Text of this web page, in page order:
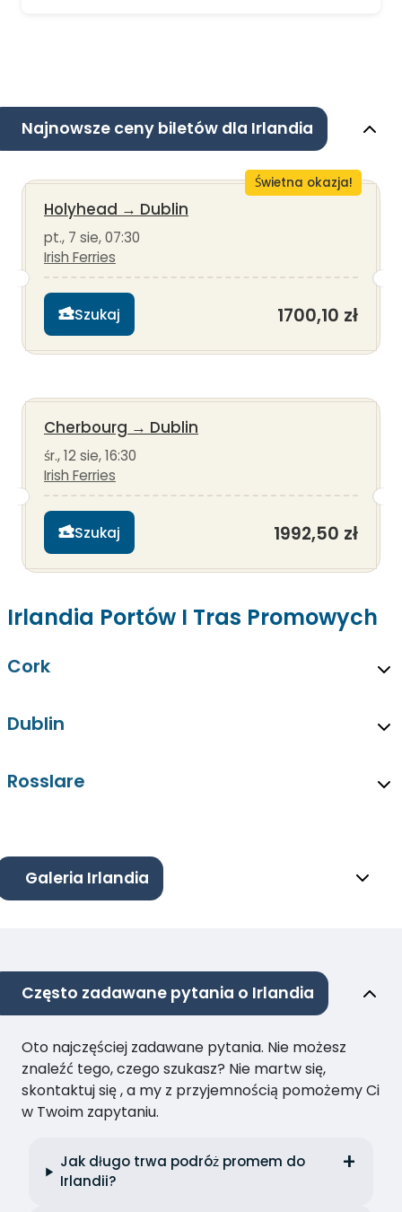
Najnowsze ceny biletów dla Irlandia
Świetna okazja!
Holyhead → Dublin
pt., 7 sie, 07:30
Irish Ferries
Szukaj 1700,10 zł
Cherbourg → Dublin
śr., 12 sie, 16:30
Irish Ferries
Szukaj 1992,50 zł
Irlandia Portów I Tras Promowych
Cork
Dublin
Rosslare
Galeria Irlandia
Często zadawane pytania o Irlandia
Oto najczęściej zadawane pytania. Nie możesz
znaleźć tego, czego szukasz? Nie martw się,
skontaktuj się , a my z przyjemnością pomożemy Ci
w Twoim zapytaniu.
Jak długo trwa podróż promem do
Irlandii?